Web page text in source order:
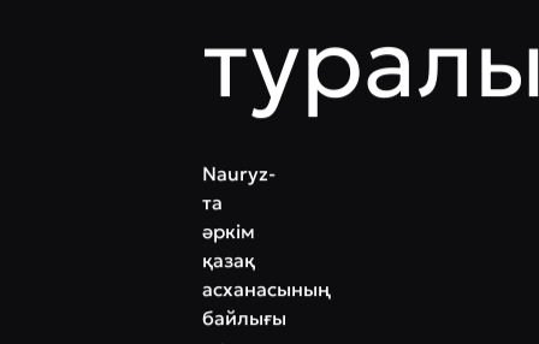
Nauryz-
та
әркім
қазақ
асханасының
байлығы